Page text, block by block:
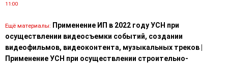
11:00
Ещё материалы: Применение ИП в 2022 году УСН при
осуществлении видеосъемки событий, создании
видеофильмов, видеоконтента, музыкальных треков
Применение УСН при осуществлении строительно-